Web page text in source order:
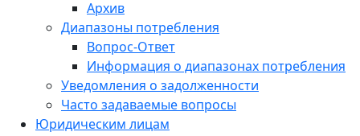
Архив
Диапазоны потребления
Вопрос-Ответ
Информация о диапазонах потребления
Уведомления о задолженности
Часто задаваемые вопросы
Юридическим лицам